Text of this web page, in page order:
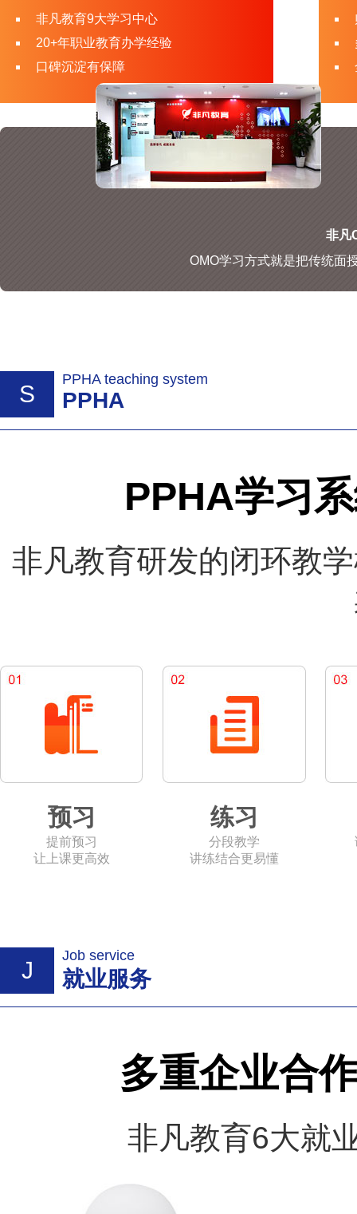
非凡教育9大学习中心
20+年职业教育办学经验
口碑沉淀有保障
非凡
OMO学习方式就是把传统面
S
PPHA teaching system
PPHA
PPHA学习
非凡教育研发的闭环教
预习
提前预习
让上课更高效
练习
分段教学
讲练结合更易懂
J
Job service
就业服务
多重企业合
非凡教育6大就